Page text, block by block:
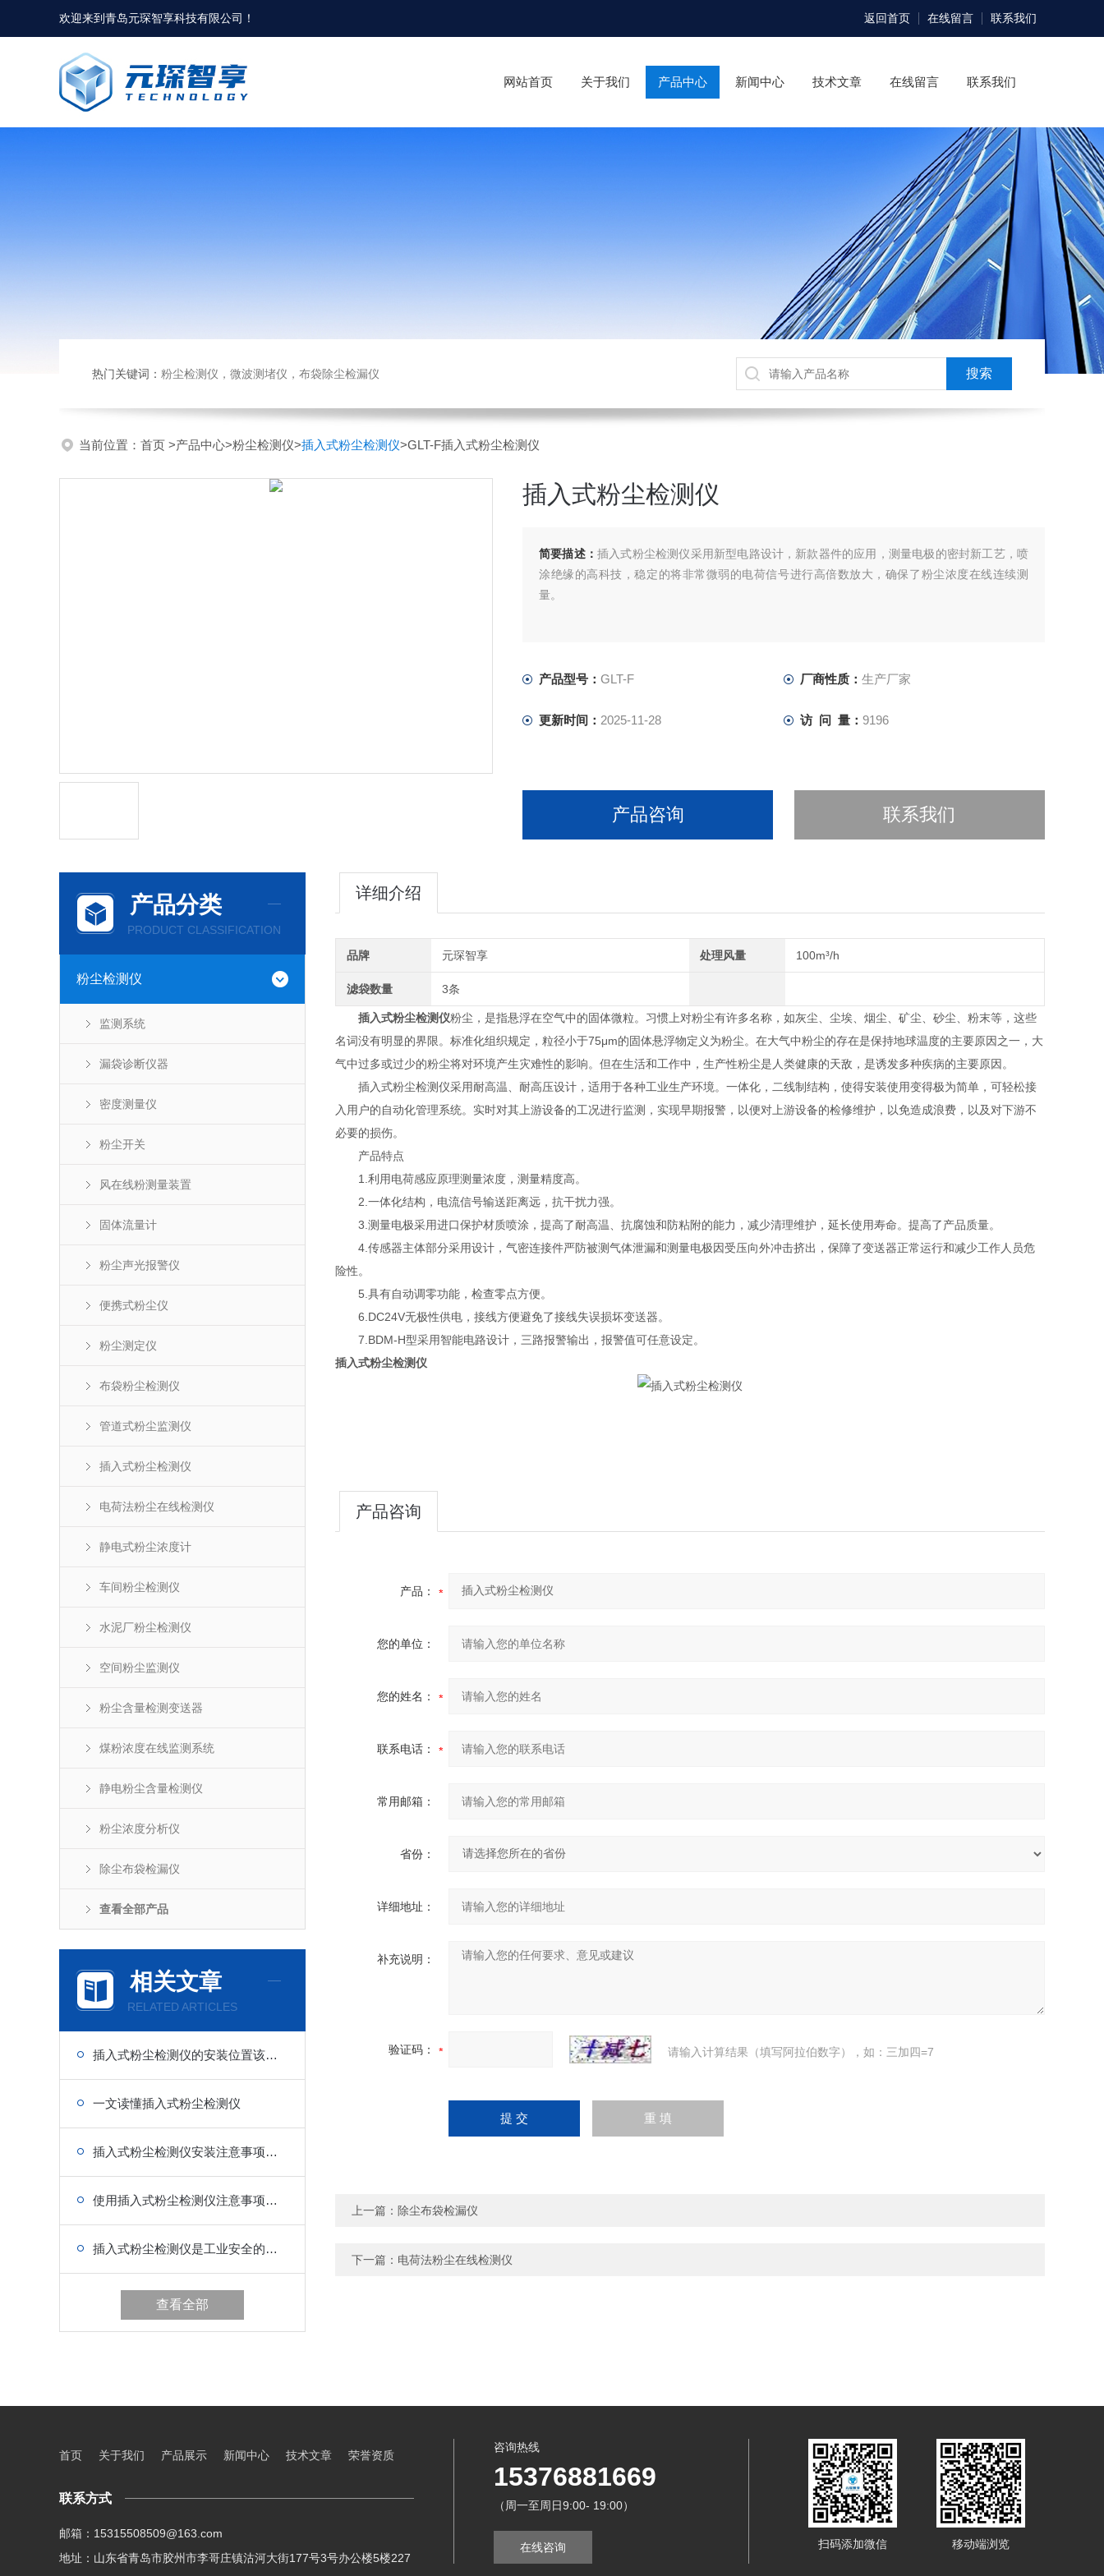
欢迎来到青岛元琛智享科技有限公司 ！ 返回首页 在线留言 联系我们
网站首页 关于我们 产品中心 新闻中心 技术文章 在线留言 联系我们
热门关键词： 粉尘检测仪，微波测堵仪，布袋除尘检漏仪
当前位置： 首页 >产品中心>粉尘检测仪>插入式粉尘检测仪>GLT-F插入式粉尘检测仪
插入式粉尘检测仪
简要描述： 插入式粉尘检测仪采用新型电路设计，新款器件的应用，测量电极的密封新工艺，喷
涂绝缘的高科技，稳定的将非常微弱的电荷信号进行高倍数放大，确保了粉尘浓度在线连续测
量。
产品型号： GLT-F 厂商性质： 生产厂家
更新时间： 2025-11-28 访 问 量： 9196
产品咨询 联系我们
产品分类
PRODUCT CLASSIFICATION
粉尘检测仪
监测系统
漏袋诊断仪器
密度测量仪
粉尘开关
风在线粉测量装置
固体流量计
粉尘声光报警仪
便携式粉尘仪
粉尘测定仪
布袋粉尘检测仪
管道式粉尘监测仪
插入式粉尘检测仪
电荷法粉尘在线检测仪
静电式粉尘浓度计
车间粉尘检测仪
水泥厂粉尘检测仪
空间粉尘监测仪
粉尘含量检测变送器
煤粉浓度在线监测系统
静电粉尘含量检测仪
粉尘浓度分析仪
除尘布袋检漏仪
查看全部产品
相关文章
RELATED ARTICLES
插入式粉尘检测仪的安装位置该怎么找？
一文读懂插入式粉尘检测仪
插入式粉尘检测仪安装注意事项分享
使用插入式粉尘检测仪注意事项有哪些
插入式粉尘检测仪是工业安全的隐形守护者
查看全部
详细介绍
品牌 元琛智享 处理风量 100m³/h
滤袋数量 3条
插入式粉尘检测仪粉尘，是指悬浮在空气中的固体微粒。习惯上对粉尘有许多名称，如灰尘、尘埃、烟尘、矿尘、砂尘、粉末等，这些
名词没有明显的界限。标准化组织规定，粒径小于75μm的固体悬浮物定义为粉尘。在大气中粉尘的存在是保持地球温度的主要原因之一，大
气中过多或过少的粉尘将对环境产生灾难性的影响。但在生活和工作中，生产性粉尘是人类健康的天敌，是诱发多种疾病的主要原因。
插入式粉尘检测仪采用耐高温、耐高压设计，适用于各种工业生产环境。一体化，二线制结构，使得安装使用变得极为简单，可轻松接
入用户的自动化管理系统。实时对其上游设备的工况进行监测，实现早期报警，以便对上游设备的检修维护，以免造成浪费，以及对下游不
必要的损伤。
产品特点
1.利用电荷感应原理测量浓度，测量精度高。
2.一体化结构，电流信号输送距离远，抗干扰力强。
3.测量电极采用进口保护材质喷涂，提高了耐高温、抗腐蚀和防粘附的能力，减少清理维护，延长使用寿命。提高了产品质量。
4.传感器主体部分采用设计，气密连接件严防被测气体泄漏和测量电极因受压向外冲击挤出，保障了变送器正常运行和减少工作人员危
险性。
5.具有自动调零功能，检查零点方便。
6.DC24V无极性供电，接线方便避免了接线失误损坏变送器。
7.BDM-H型采用智能电路设计，三路报警输出，报警值可任意设定。
插入式粉尘检测仪
产品咨询
产品：
您的单位：
您的姓名：
联系电话：
常用邮箱：
省份：
详细地址：
补充说明：
验证码： 请输入计算结果（填写阿拉伯数字），如：三加四=7
上一篇： 除尘布袋检漏仪
下一篇： 电荷法粉尘在线检测仪
首页 关于我们 产品展示 新闻中心 技术文章 荣誉资质
联系方式
邮箱：15315508509@163.com
地址：山东省青岛市胶州市李哥庄镇沽河大街177号3号办公楼5楼227
咨询热线
15376881669
（周一至周日9:00- 19:00）
在线咨询 扫码添加微信 移动端浏览